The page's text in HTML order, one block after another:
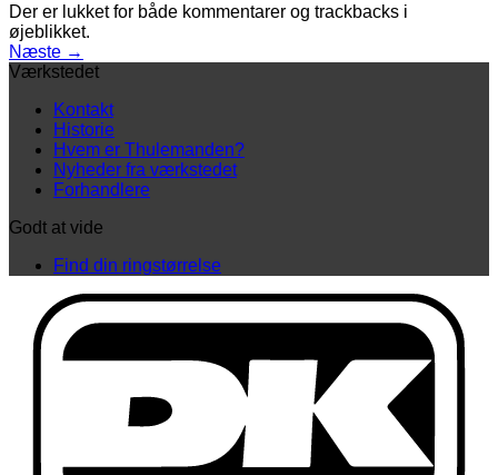
Der er lukket for både kommentarer og trackbacks i
øjeblikket.
Næste →
Værkstedet
Kontakt
Historie
Hvem er Thulemanden?
Nyheder fra værkstedet
Forhandlere
Godt at vide
Find din ringstørrelse